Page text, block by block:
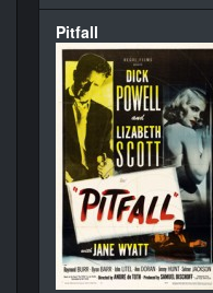
Pitfall